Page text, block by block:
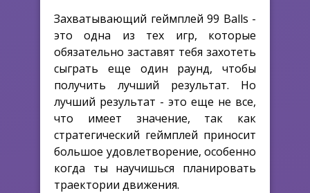
Захватывающий геймплей 99 Balls -
это одна из тех игр, которые
обязательно заставят тебя захотеть
сыграть еще один раунд, чтобы
получить лучший результат. Но
лучший результат - это еще не все,
что имеет значение, так как
стратегический геймплей приносит
большое удовлетворение, особенно
когда ты научишься планировать
траектории движения.